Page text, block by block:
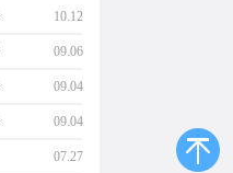
10.12
09.06
09.04
09.04
07.27